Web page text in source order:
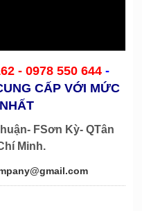
- 0978 550 644-
CẤP VỚI MỨC
FSơn Kỳ- QTân
Minh.